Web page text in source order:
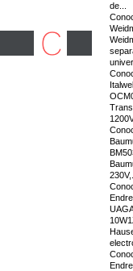
de...
230V,...